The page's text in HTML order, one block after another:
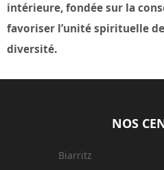
intérieure, fondée sur la
favoriser l’unité spirituelle
diversité.
NOS
Biarritz